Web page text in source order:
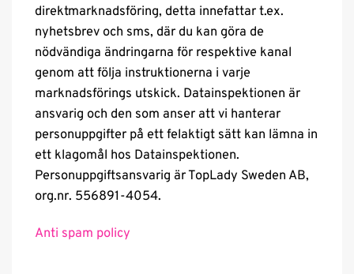
direktmarknadsföring, detta innefattar t.ex.
nyhetsbrev och sms, där du kan göra de
nödvändiga ändringarna för respektive kanal
genom att följa instruktionerna i varje
marknadsförings utskick. Datainspektionen är
ansvarig och den som anser att vi hanterar
personuppgifter på ett felaktigt sätt kan lämna in
ett klagomål hos Datainspektionen.
Personuppgiftsansvarig är TopLady Sweden AB,
org.nr. 556891-4054.
Anti spam policy